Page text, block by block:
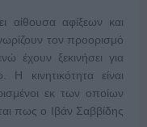
αίθουσα αφίξεων και
τον προορισμό
έχουν ξεκινήσει για
κινητικότητα είναι
εκ των οποίων
πως ο Ιβάν Σαββίδης